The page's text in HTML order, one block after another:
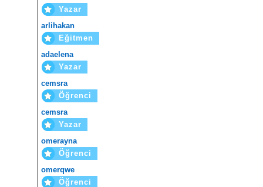
Yazar
arlihakan
Eğitmen
adaelena
Yazar
cemsra
Öğrenci
cemsra
Yazar
omerayna
Öğrenci
omerqwe
Öğrenci